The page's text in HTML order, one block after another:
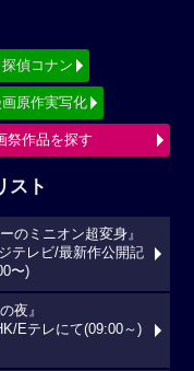
偵コナン
原作実写化
祭作品を探す
スト
のミニオン超変身』
テレビ/最新作公開記
〜)
夜』
Eテレにて(09:00～)